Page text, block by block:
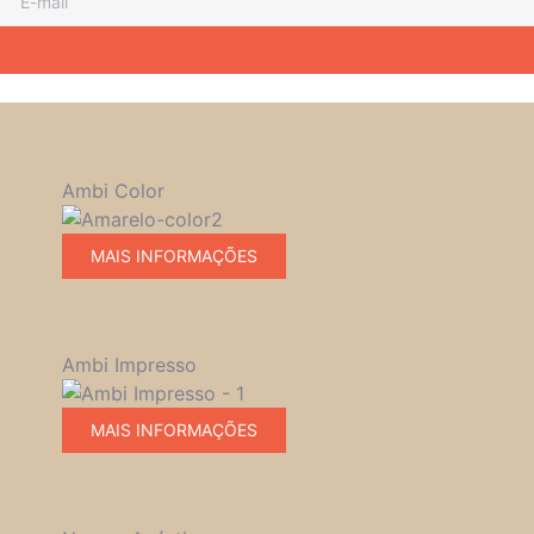
Ambi Color
MAIS INFORMAÇÕES
Ambi Impresso
MAIS INFORMAÇÕES